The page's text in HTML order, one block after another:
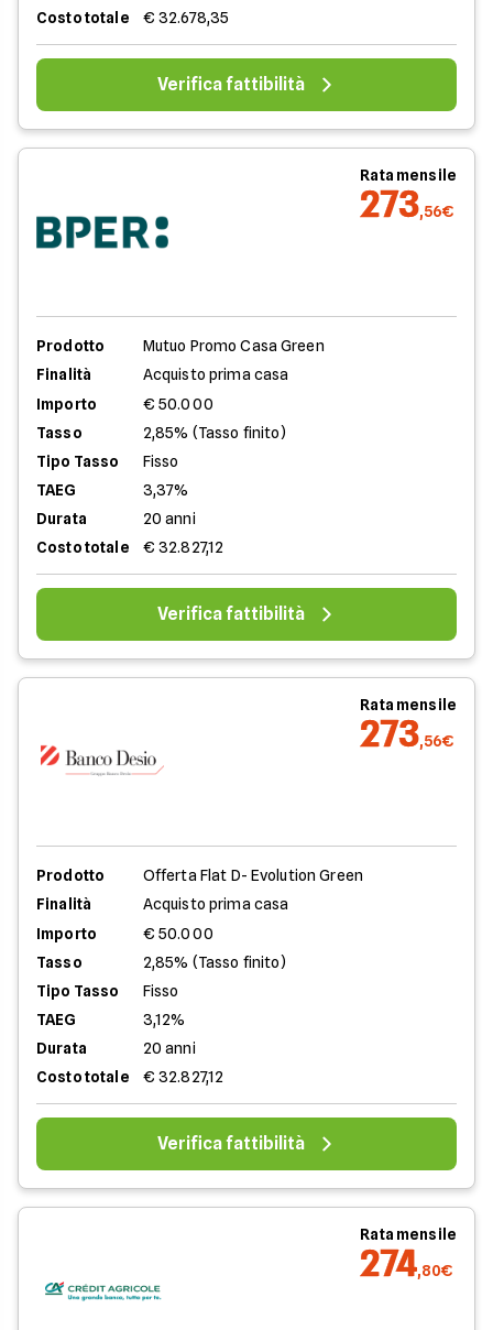
Costo totale
€ 32.678,35
Verifica fattibilità
Rata mensile
273,56€
Prodotto
Mutuo Promo Casa Green
Finalità
Acquisto prima casa
Importo
€ 50.000
Tasso
2,85% (Tasso finito)
Tipo Tasso
Fisso
TAEG
3,37%
Durata
20 anni
Costo totale
€ 32.827,12
Verifica fattibilità
Rata mensile
273,56€
Prodotto
Offerta Flat D- Evolution Green
Finalità
Acquisto prima casa
Importo
€ 50.000
Tasso
2,85% (Tasso finito)
Tipo Tasso
Fisso
TAEG
3,12%
Durata
20 anni
Costo totale
€ 32.827,12
Verifica fattibilità
Rata mensile
274,80€